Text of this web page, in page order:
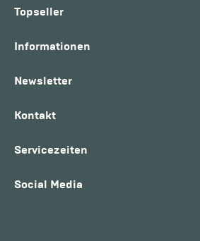
Topseller
Informationen
Newsletter
Kontakt
Servicezeiten
Social Media